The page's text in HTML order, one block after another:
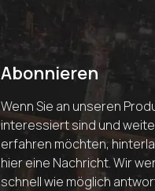
Abonnieren
Wenn Sie an unseren
interessiert sind und
erfahren möchten,
hier eine Nachricht. Wir
schnell wie möglich